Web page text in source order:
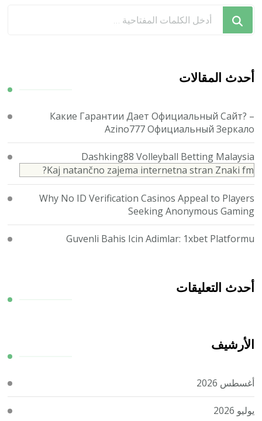
هل
تبحث
ما؟
أحدث المقالات
Какие Гарантии Дает Официальный Сайт? –
Azino777 Официальный Зеркало
Dashking88 Volleyball Betting Malaysia
Kaj natančno zajema internetna stran Znaki fm?
Why No ID Verification Casinos Appeal to Players
Seeking Anonymous Gaming
Guvenli Bahis Icin Adimlar: 1xbet Platformu
أحدث التعليقات
الأرشيف
أغسطس 2026
يوليو 2026